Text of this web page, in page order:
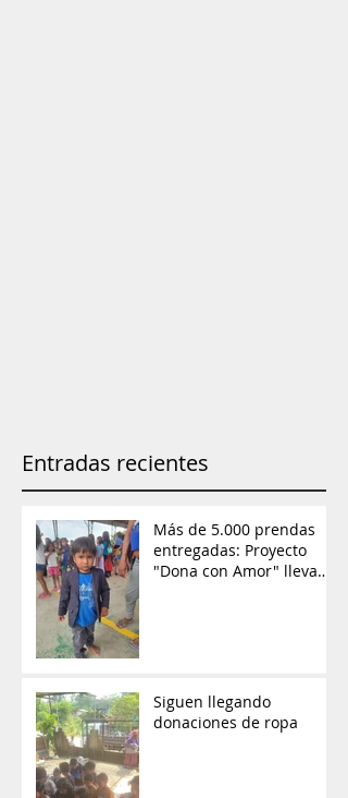
Entradas recientes
Más de 5.000 prendas
entregadas: Proyecto
"Dona con Amor" lleva
Siguen llegando
donaciones de ropa